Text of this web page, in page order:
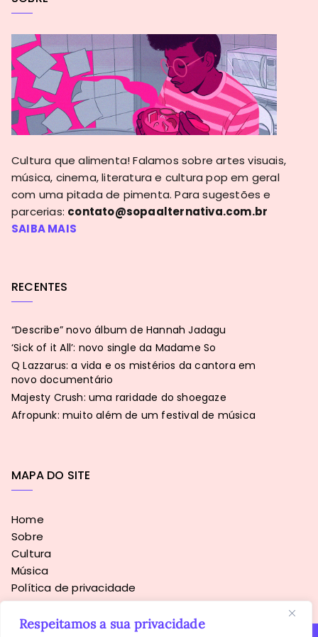
Respeitamos a sua privacidade
Cultura que alimenta! Falamos sobre artes visuais,
música, cinema, literatura e cultura pop em geral
com uma pitada de pimenta. Para sugestões e
parcerias: contato@sopaalternativa.com.br
SAIBA MAIS
RECENTES
“Describe” novo álbum de Hannah Jadagu
‘Sick of it All’: novo single da Madame So
Q Lazzarus: a vida e os mistérios da cantora em
novo documentário
Majesty Crush: uma raridade do shoegaze
Afropunk: muito além de um festival de música
MAPA DO SITE
Home
Sobre
Cultura
Música
Política de privacidade